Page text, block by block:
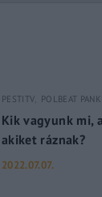
PESTITV POLBEAT
Kik vagyunk mi,
akiket ráznak?
2022.07.07.